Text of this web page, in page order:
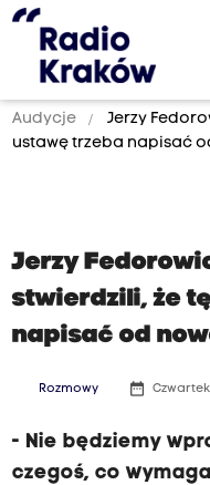
Audycje
Jerzy
ustawę trzeba napisać
Jerzy
stwierdzili, że
napisać od
Rozmowy date_range
- Nie będziemy
czegoś, co